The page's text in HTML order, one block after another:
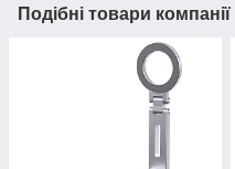
Подібні товари компанії